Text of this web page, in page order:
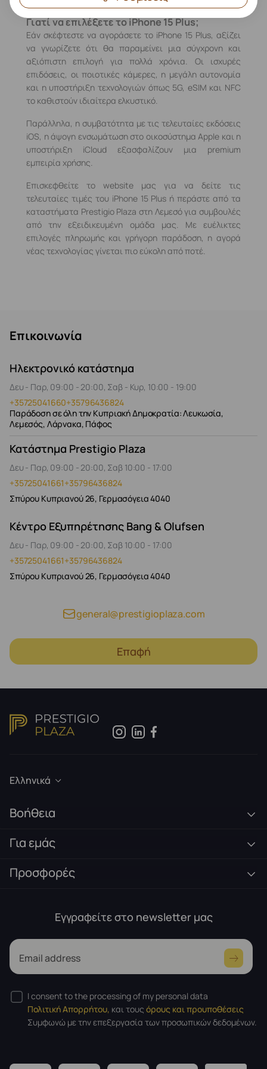
Γιατί να επιλέξετε το iPhone 15 Plus;
Εάν σκέφτεστε να αγοράσετε το iPhone 15 Plus, αξίζει
να γνωρίζετε ότι θα παραμείνει μια σύγχρονη και
αξιόπιστη επιλογή για πολλά χρόνια. Οι ισχυρές
επιδόσεις, οι ποιοτικές κάμερες, η μεγάλη αυτονομία
και η υποστήριξη τεχνολογιών όπως 5G, eSIM και NFC
το καθιστούν ιδιαίτερα ελκυστικό.
Παράλληλα, η συμβατότητα με τις τελευταίες εκδόσεις
iOS, η άψογη ενσωμάτωση στο οικοσύστημα Apple και η
υποστήριξη iCloud εξασφαλίζουν μια premium
εμπειρία χρήσης.
Επισκεφθείτε το website μας για να δείτε τις
τελευταίες τιμές του iPhone 15 Plus ή περάστε από τα
καταστήματα Prestigio Plaza στη Λεμεσό για συμβουλές
από την εξειδικευμένη ομάδα μας. Με ευέλικτες
επιλογές πληρωμής και γρήγορη παράδοση, η αγορά
νέας τεχνολογίας γίνεται πιο εύκολη από ποτέ.
Επικοινωνία
Ηλεκτρονικό κατάστημα
Δευ - Παρ, 09:00 - 20:00, Σαβ - Κυρ, 10:00 - 19:00
+35725041660+35796436824
Παράδοση σε όλη την Κυπριακή Δημοκρατία: Λευκωσία,
Λεμεσός, Λάρνακα, Πάφος
Κατάστημα Prestigio Plaza
Δευ - Παρ, 09:00 - 20:00, Σαβ 10:00 - 17:00
+35725041661+35796436824
Σπύρου Κυπριανού 26, Γερμασόγεια 4040
Κέντρο Εξυπηρέτησης Bang & Olufsen
Δευ - Παρ, 09:00 - 20:00, Σαβ 10:00 - 17:00
+35725041661+35796436824
Σπύρου Κυπριανού 26, Γερμασόγεια 4040
general@prestigioplaza.com
Επαφή
Ελληνικά
Βοήθεια
Για εμάς
Προσφορές
Εγγραφείτε στο newsletter μας
Email address
I consent to the processing of my personal data
Πολιτική Απορρήτου, και τους όρους και προυποθέσεις
Συμφωνώ με την επεξεργασία των προσωπικών δεδομένων.